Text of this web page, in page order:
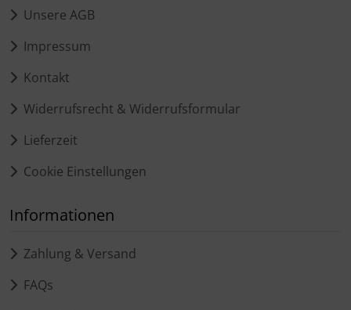
Unsere AGB
Impressum
Kontakt
Widerrufsrecht & Widerrufsformular
Lieferzeit
Cookie Einstellungen
Informationen
Zahlung & Versand
FAQs